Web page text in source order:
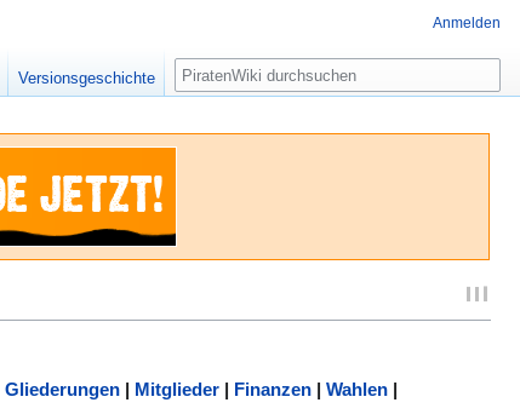
Gliederungen | Mitglieder | Finanzen | Wahlen |
Anmelden
Versionsgeschichte Suche